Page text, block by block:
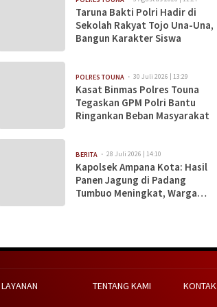
Taruna Bakti Polri Hadir di
Sekolah Rakyat Tojo Una-Una,
Bangun Karakter Siswa
POLRES TOUNA 30 Juli 2026 | 13:29
Kasat Binmas Polres Touna
Tegaskan GPM Polri Bantu
Ringankan Beban Masyarakat
BERITA 28 Juli 2026 | 14:10
Kapolsek Ampana Kota: Hasil
Panen Jagung di Padang
Tumbuo Meningkat, Warga
LAYANAN TENTANG KAMI KONTAK